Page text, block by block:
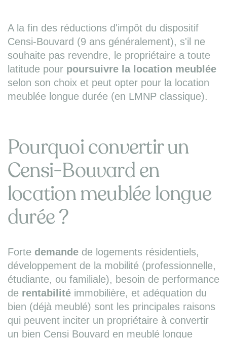
A la fin des réductions d'impôt du dispositif
Censi-Bouvard (9 ans généralement), s'il ne
souhaite pas revendre, le propriétaire a toute
latitude pour poursuivre la location meublée
selon son choix et peut opter pour la location
meublée longue durée (en LMNP classique).
Pourquoi convertir un
Censi-Bouvard en
location meublée longue
durée ?
Forte demande de logements résidentiels,
développement de la mobilité (professionnelle,
étudiante, ou familiale), besoin de performance
de rentabilité immobilière, et adéquation du
bien (déjà meublé) sont les principales raisons
qui peuvent inciter un propriétaire à convertir
un bien Censi Bouvard en meublé longue